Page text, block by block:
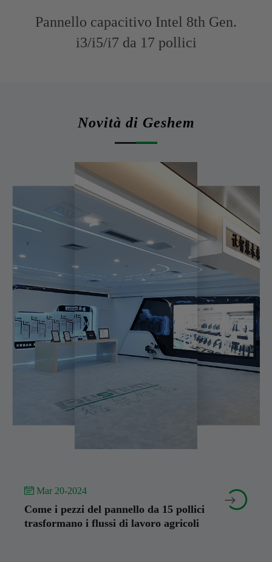
Pannello capacitivo Intel 8th Gen.
i3/i5/i7 da 17 pollici
Novità di Geshem
 Mar 20-2024
Come i pezzi del pannello da 15 pollici
trasformano i flussi di lavoro agricoli

